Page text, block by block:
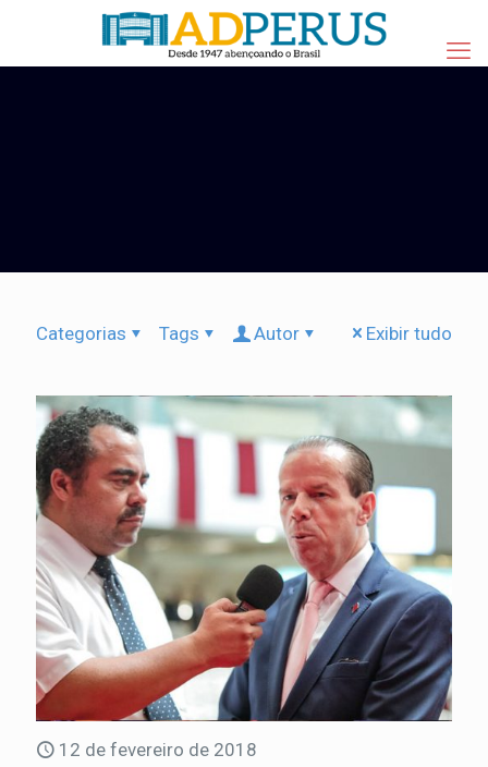
Categorias Tags Autor Exibir tudo
12 de fevereiro de 2018